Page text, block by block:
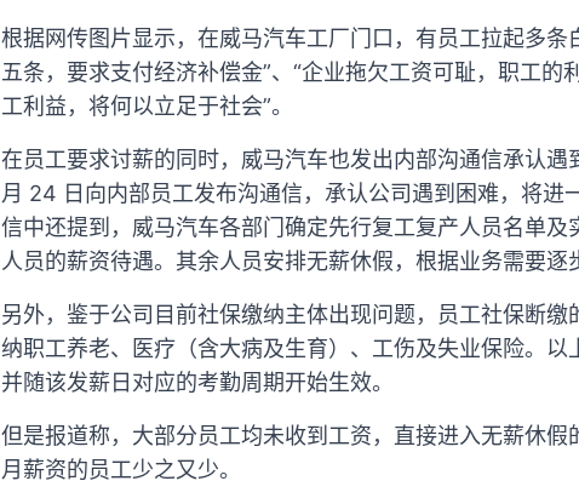
根据网传图片显示，在威马汽车工厂门口，有员工拉起多
五条，要求支付经济补偿金”、“企业拖欠工资可耻，职工的
工利益，将何以立足于社会”。
在员工要求讨薪的同时，威马汽车也发出内部沟通信承认
月 24 日向内部员工发布沟通信，承认公司遇到困难，将进
信中还提到，威马汽车各部门确定先行复工复产人员名单
人员的薪资待遇。其余人员安排无薪休假，根据业务需要逐
另外，鉴于公司目前社保缴纳主体出现问题，员工社保断
纳职工养老、医疗（含大病及生育）、工伤及失业保险。
并随该发薪日对应的考勤周期开始生效。
但是报道称，大部分员工均未收到工资，直接进入无薪休
月薪资的员工少之又少。